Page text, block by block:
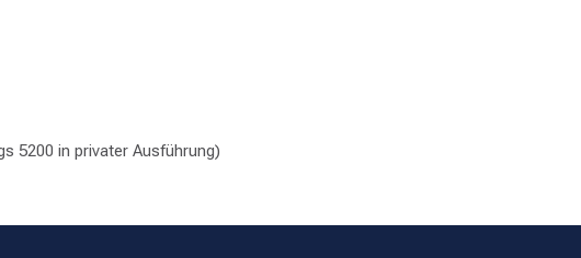
5200 in privater Ausführung)